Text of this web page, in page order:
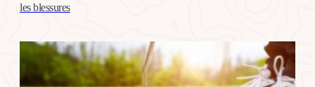
les blessures